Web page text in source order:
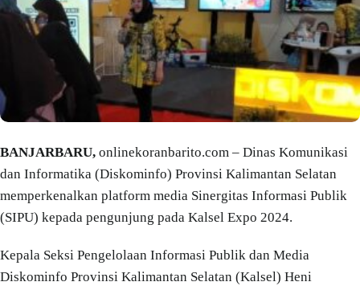
BANJARBARU, onlinekoranbarito.com – Dinas Komunikasi
dan Informatika (Diskominfo) Provinsi Kalimantan Selatan
memperkenalkan platform media Sinergitas Informasi Publik
(SIPU) kepada pengunjung pada Kalsel Expo 2024.
Kepala Seksi Pengelolaan Informasi Publik dan Media
Diskominfo Provinsi Kalimantan Selatan (Kalsel) Heni